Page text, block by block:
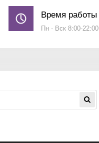
Время работы
Пн - Вск 8:00-22:00